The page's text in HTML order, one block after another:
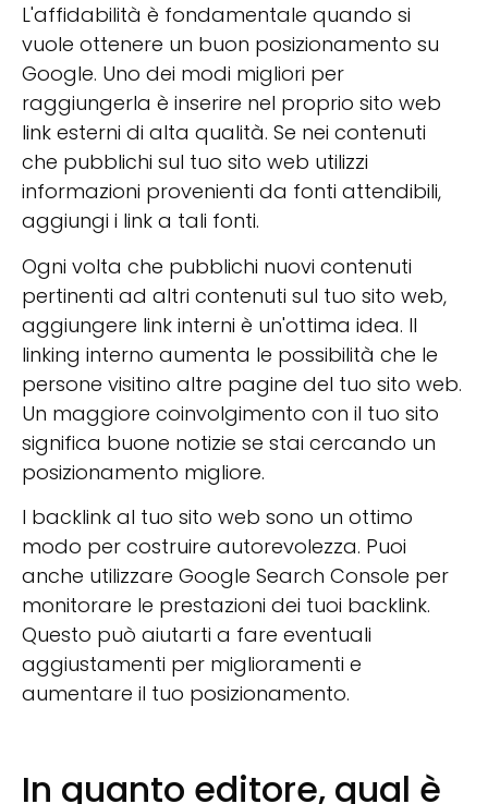
L'affidabilità è fondamentale quando si
vuole ottenere un buon posizionamento su
Google. Uno dei modi migliori per
raggiungerla è inserire nel proprio sito web
link esterni di alta qualità. Se nei contenuti
che pubblichi sul tuo sito web utilizzi
informazioni provenienti da fonti attendibili,
aggiungi i link a tali fonti.
Ogni volta che pubblichi nuovi contenuti
pertinenti ad altri contenuti sul tuo sito web,
aggiungere link interni è un'ottima idea. Il
linking interno aumenta le possibilità che le
persone visitino altre pagine del tuo sito web.
Un maggiore coinvolgimento con il tuo sito
significa buone notizie se stai cercando un
posizionamento migliore.
I backlink al tuo sito web sono un ottimo
modo per costruire autorevolezza. Puoi
anche utilizzare Google Search Console per
monitorare le prestazioni dei tuoi backlink.
Questo può aiutarti a fare eventuali
aggiustamenti per miglioramenti e
aumentare il tuo posizionamento.
In quanto editore, qual è